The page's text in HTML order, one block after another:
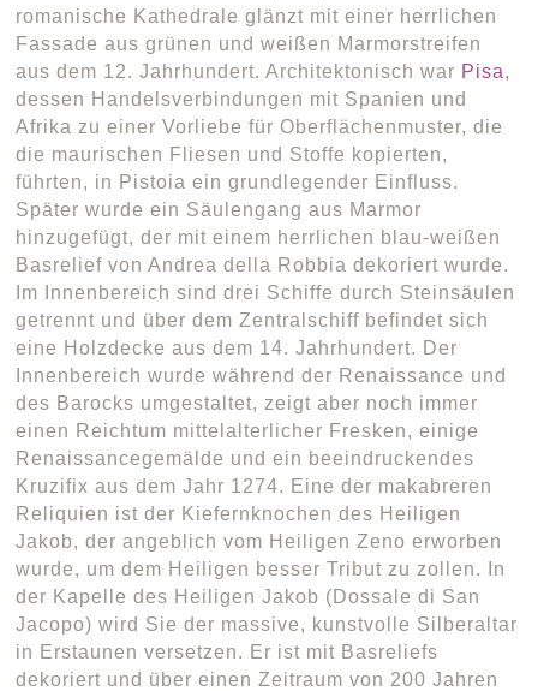
romanische Kathedrale glänzt mit einer herrlichen
Fassade aus grünen und weißen Marmorstreifen
aus dem 12. Jahrhundert. Architektonisch war Pisa,
dessen Handelsverbindungen mit Spanien und
Afrika zu einer Vorliebe für Oberflächenmuster, die
die maurischen Fliesen und Stoffe kopierten,
führten, in Pistoia ein grundlegender Einfluss.
Später wurde ein Säulengang aus Marmor
hinzugefügt, der mit einem herrlichen blau-weißen
Basrelief von Andrea della Robbia dekoriert wurde.
Im Innenbereich sind drei Schiffe durch Steinsäulen
getrennt und über dem Zentralschiff befindet sich
eine Holzdecke aus dem 14. Jahrhundert. Der
Innenbereich wurde während der Renaissance und
des Barocks umgestaltet, zeigt aber noch immer
einen Reichtum mittelalterlicher Fresken, einige
Renaissancegemälde und ein beeindruckendes
Kruzifix aus dem Jahr 1274. Eine der makabreren
Reliquien ist der Kiefernknochen des Heiligen
Jakob, der angeblich vom Heiligen Zeno erworben
wurde, um dem Heiligen besser Tribut zu zollen. In
der Kapelle des Heiligen Jakob (Dossale di San
Jacopo) wird Sie der massive, kunstvolle Silberaltar
in Erstaunen versetzen. Er ist mit Basreliefs
dekoriert und über einen Zeitraum von 200 Jahren